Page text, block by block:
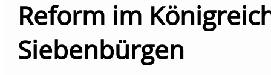
Reform im
Siebenbürgen